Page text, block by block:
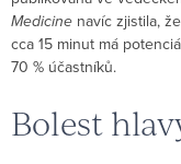
Medicine navíc zjistila,
cca 15 minut má
70 % účastníků.
Bolest